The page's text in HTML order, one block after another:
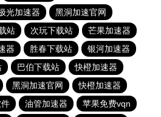
光加速器
黑洞加速官网
站 次玩下载站
芒果加速器
器 胜春下载站
银河加速器
巴伯下载站
快橙加速器
黑洞加速官网
快橙加速器
油管加速器 苹果免费vqn